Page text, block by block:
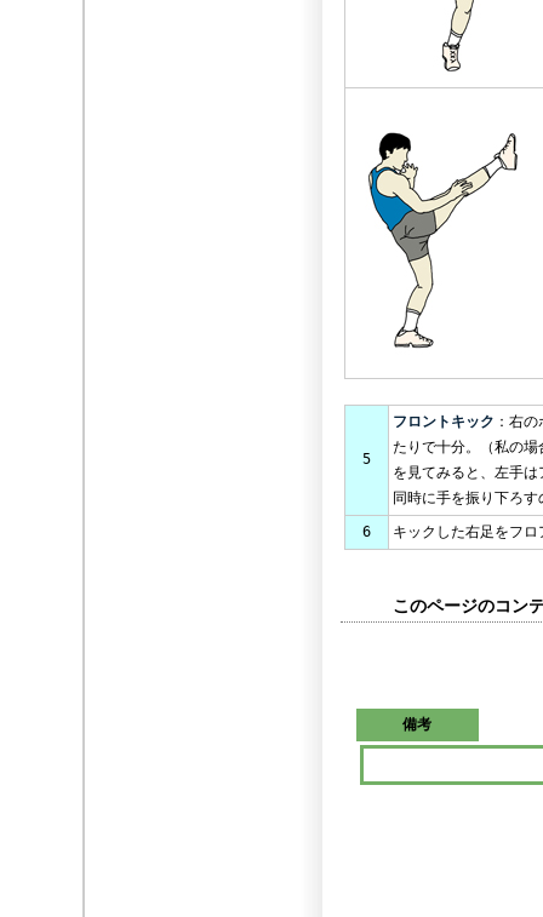
5
フロントキック ：右
たりで十分。（私の
を見てみると、左手
同時に手を振り下ろ
6
キックした右足をフ
このページのコン
備考